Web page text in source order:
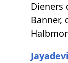
Dieners
Banner,
Jayadevi